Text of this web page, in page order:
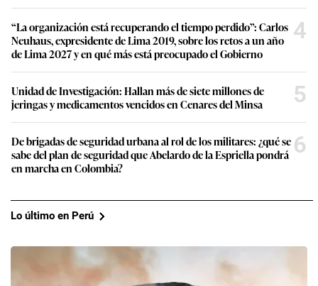
“La organización está recuperando el tiempo perdido”: Carlos
Neuhaus, expresidente de Lima 2019, sobre los retos a un año
de Lima 2027 y en qué más está preocupado el Gobierno
4
Unidad de Investigación: Hallan más de siete millones de
jeringas y medicamentos vencidos en Cenares del Minsa
5
De brigadas de seguridad urbana al rol de los militares: ¿qué se
sabe del plan de seguridad que Abelardo de la Espriella pondrá
en marcha en Colombia?
6
Lo último en Perú